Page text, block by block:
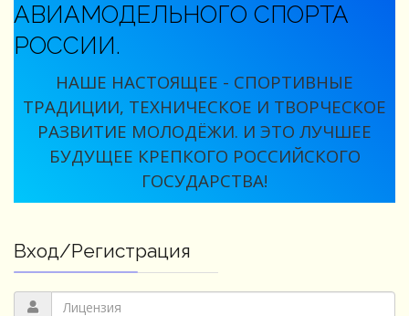
АВИАМОДЕЛЬНОГО СПОРТА
РОССИИ.
НАШЕ НАСТОЯЩЕЕ - СПОРТИВНЫЕ
ТРАДИЦИИ, ТЕХНИЧЕСКОЕ И ТВОРЧЕСКОЕ
РАЗВИТИЕ МОЛОДЁЖИ. И ЭТО ЛУЧШЕЕ
БУДУЩЕЕ КРЕПКОГО РОССИЙСКОГО
ГОСУДАРСТВА!
Вход/Регистрация